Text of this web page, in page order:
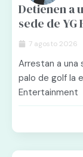
Detienen a
sede de
7 agosto 2026
Arrestan a una
palo de golf la
Entertainment